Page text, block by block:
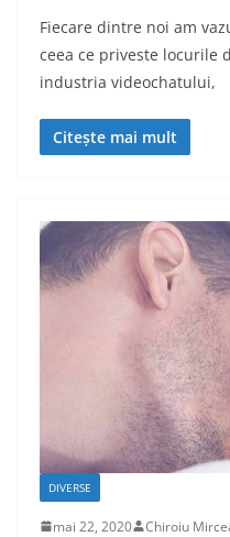
Fiecare dintre noi am
ceea ce priveste locurile
industria videochatului,
Citește mai mult
DIVERSE
mai 22, 2020 Chiroiu